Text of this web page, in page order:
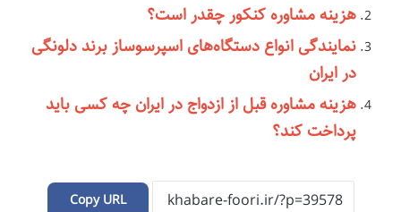
هزینه مشاوره کنکور چقدر است؟
نمایندگی انواع دستگاه‌های اسپرسوساز برند دلونگی
در ایران
هزینه مشاوره قبل از ازدواج در ایران چه کسی باید
پرداخت کند؟
Copy URL